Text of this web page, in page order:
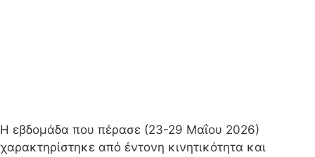
Η εβδομάδα που πέρασε (23-29 Μαΐου 2026)
χαρακτηρίστηκε από έντονη κινητικότητα και